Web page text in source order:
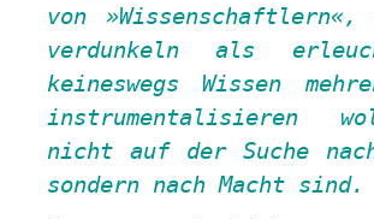
von
Wissenschaftlern ,
verdunkeln als
keineswegs Wissen
instrumentalisieren
nicht auf der Suche
sondern nach Macht sind.